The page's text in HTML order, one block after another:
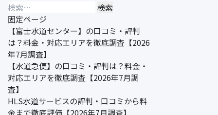
検
索:
固定ページ
【富士水道センター】の口コミ・評判
は？料金・対応エリアを徹底調査【2026
年7月調査】
【水道急便】の口コミ・評判は？料金・
対応エリアを徹底調査【2026年7月調
査】
HLS水道サービスの評判・口コミから料
金まで徹底評価【2026年7月調査】